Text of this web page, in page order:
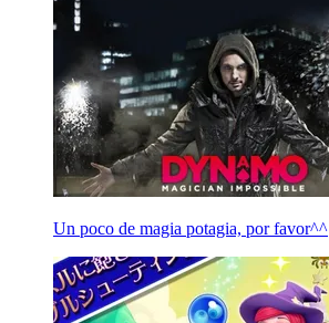
Un poco de magia potagia, por favor^^